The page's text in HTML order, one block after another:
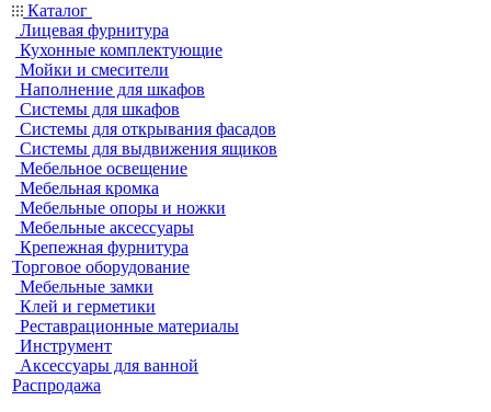
Каталог
Лицевая фурнитура
Кухонные комплектующие
Мойки и смесители
Наполнение для шкафов
Системы для шкафов
Системы для открывания фасадов
Системы для выдвижения ящиков
Мебельное освещение
Мебельная кромка
Мебельные опоры и ножки
Мебельные аксессуары
Крепежная фурнитура
Торговое оборудование
Мебельные замки
Клей и герметики
Реставрационные материалы
Инструмент
Аксессуары для ванной
Распродажа